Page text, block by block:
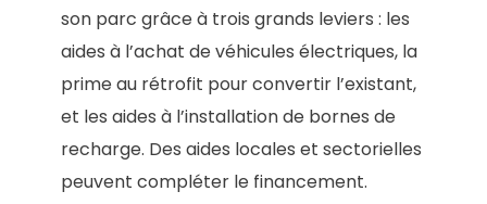
son parc grâce à trois grands leviers : les
aides à l’achat de véhicules électriques, la
prime au rétrofit pour convertir l’existant,
et les aides à l’installation de bornes de
recharge. Des aides locales et sectorielles
peuvent compléter le financement.